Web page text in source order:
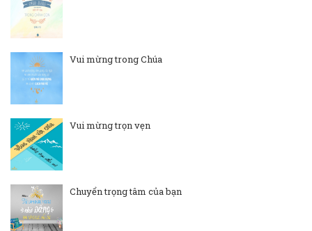
Vui mừng trong Chúa
Vui mừng trọn vẹn
Chuyển trọng tâm của bạn